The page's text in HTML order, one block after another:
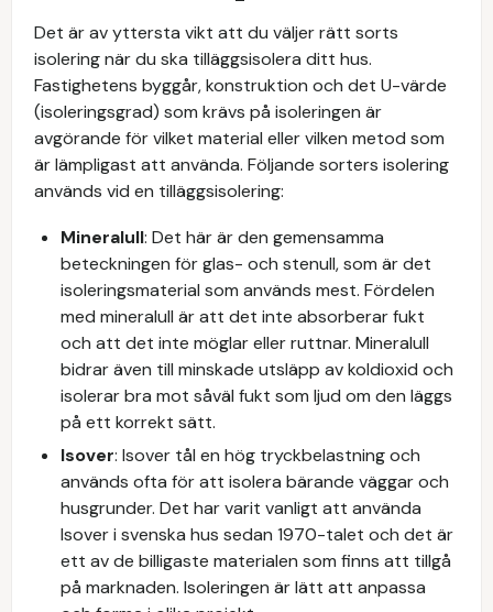
Det är av yttersta vikt att du väljer rätt sorts
isolering när du ska tilläggsisolera ditt hus.
Fastighetens byggår, konstruktion och det U-värde
(isoleringsgrad) som krävs på isoleringen är
avgörande för vilket material eller vilken metod som
är lämpligast att använda. Följande sorters isolering
används vid en tilläggsisolering:
Mineralull: Det här är den gemensamma
beteckningen för glas- och stenull, som är det
isoleringsmaterial som används mest. Fördelen
med mineralull är att det inte absorberar fukt
och att det inte möglar eller ruttnar. Mineralull
bidrar även till minskade utsläpp av koldioxid och
isolerar bra mot såväl fukt som ljud om den läggs
på ett korrekt sätt.
Isover: Isover tål en hög tryckbelastning och
används ofta för att isolera bärande väggar och
husgrunder. Det har varit vanligt att använda
Isover i svenska hus sedan 1970-talet och det är
ett av de billigaste materialen som finns att tillgå
på marknaden. Isoleringen är lätt att anpassa